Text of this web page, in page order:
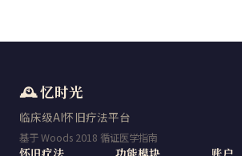
🕰️ 忆时光
临床级AI怀旧疗法平台
基于 Woods 2018 循证医学指南
怀旧疗法 功能模块 账户